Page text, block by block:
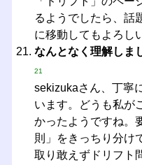
るようでしたら、話
に移動してもよろし
なんとなく理解しま
21
sekizukaさん、丁寧
います。どうも私が
かったようですね。
則」をきっちり分け
取り敢えずドリフト